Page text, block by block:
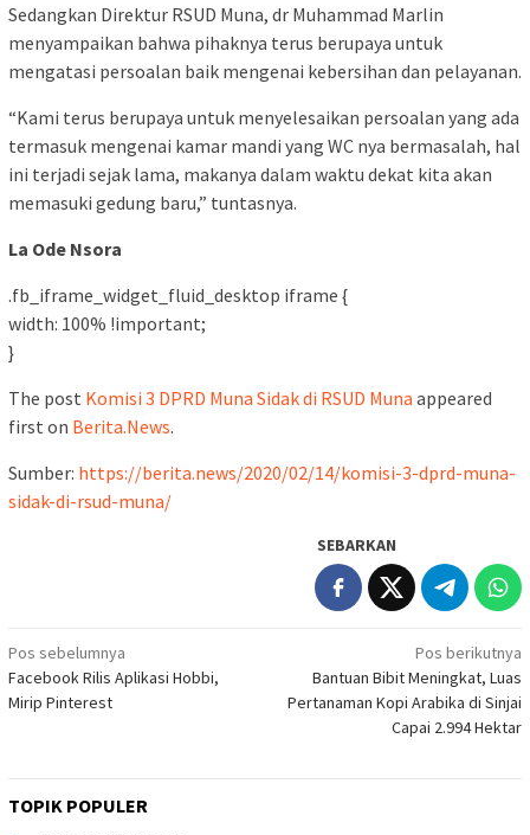
Sedangkan Direktur RSUD Muna, dr Muhammad Marlin
menyampaikan bahwa pihaknya terus berupaya untuk
mengatasi persoalan baik mengenai kebersihan dan pelayanan.
“Kami terus berupaya untuk menyelesaikan persoalan yang ada
termasuk mengenai kamar mandi yang WC nya bermasalah, hal
ini terjadi sejak lama, makanya dalam waktu dekat kita akan
memasuki gedung baru,” tuntasnya.
La Ode Nsora
.fb_iframe_widget_fluid_desktop iframe {
width: 100% !important;
}
The post Komisi 3 DPRD Muna Sidak di RSUD Muna appeared
first on Berita.News.
Sumber: https://berita.news/2020/02/14/komisi-3-dprd-muna-
sidak-di-rsud-muna/
SEBARKAN
Navigasi
pos
Pos sebelumnya
Facebook Rilis Aplikasi Hobbi,
Mirip Pinterest
Pos berikutnya
Bantuan Bibit Meningkat, Luas
Pertanaman Kopi Arabika di Sinjai
Capai 2.994 Hektar
TOPIK POPULER